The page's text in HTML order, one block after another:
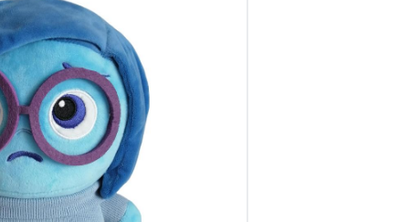
באק טו סקול
בישום ונרות